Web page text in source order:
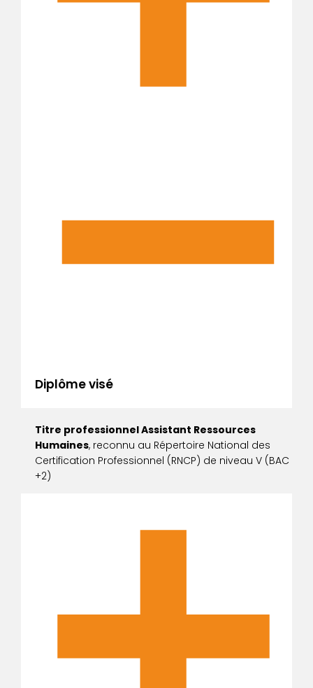
Diplôme visé
Titre professionnel Assistant Ressources
Humaines, reconnu au Répertoire National des
Certification Professionnel (RNCP) de niveau V (BAC
+2)